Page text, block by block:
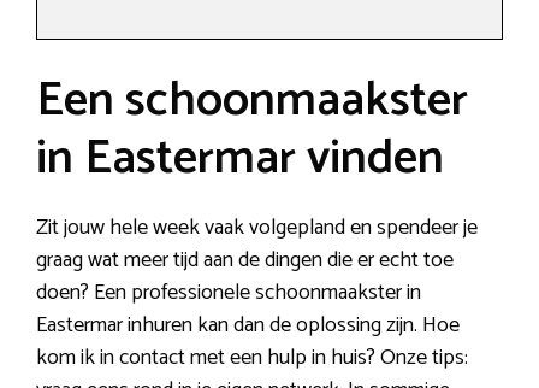
Een schoonmaakster
in Eastermar vinden
Zit jouw hele week vaak volgepland en spendeer je
graag wat meer tijd aan de dingen die er echt toe
doen? Een professionele schoonmaakster in
Eastermar inhuren kan dan de oplossing zijn. Hoe
kom ik in contact met een hulp in huis? Onze tips: